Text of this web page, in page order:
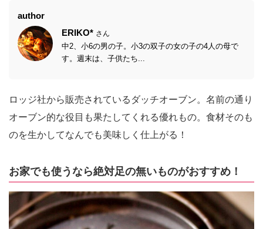
author
ERIKO* さん
中2、小6の男の子。小3の双子の女の子の4人の母で
す。週末は、子供たち...
ロッジ社から販売されているダッチオーブン。名前の通り
オーブン的な役目も果たしてくれる優れもの。食材そのも
のを生かしてなんでも美味しく仕上がる！
お家でも使うなら絶対足の無いものがおすすめ！